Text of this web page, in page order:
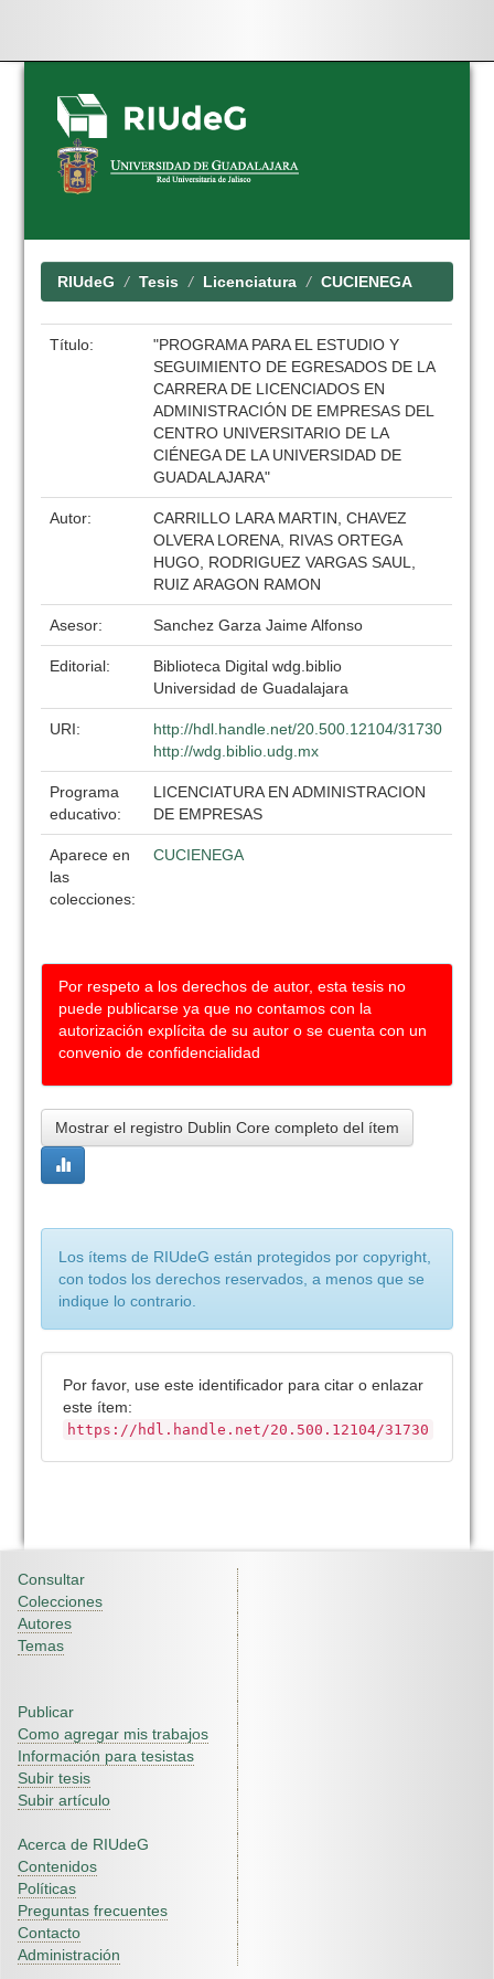
Skip
navigation
RIUdeG Tesis Licenciatura CUCIENEGA
Título:
"PROGRAMA PARA EL ESTUDIO Y
SEGUIMIENTO DE EGRESADOS DE LA
CARRERA DE LICENCIADOS EN
ADMINISTRACIÓN DE EMPRESAS DEL
CENTRO UNIVERSITARIO DE LA
CIÉNEGA DE LA UNIVERSIDAD DE
GUADALAJARA"
Autor:
CARRILLO LARA MARTIN, CHAVEZ
OLVERA LORENA, RIVAS ORTEGA
HUGO, RODRIGUEZ VARGAS SAUL,
RUIZ ARAGON RAMON
Asesor: Sanchez Garza Jaime Alfonso
Editorial:
Biblioteca Digital wdg.biblio
Universidad de Guadalajara
URI:
http://hdl.handle.net/20.500.12104/31730
http://wdg.biblio.udg.mx
Programa
educativo:
LICENCIATURA EN ADMINISTRACION
DE EMPRESAS
Aparece en
las
colecciones:
CUCIENEGA
Por respeto a los derechos de autor, esta tesis no
puede publicarse ya que no contamos con la
autorización explícita de su autor o se cuenta con un
convenio de confidencialidad
Mostrar el registro Dublin Core completo del ítem
Los ítems de RIUdeG están protegidos por copyright,
con todos los derechos reservados, a menos que se
indique lo contrario.
Por favor, use este identificador para citar o enlazar
este ítem:
https://hdl.handle.net/20.500.12104/31730
Consultar
Colecciones
Autores
Temas
Publicar
Como agregar mis trabajos
Información para tesistas
Subir tesis
Subir artículo
Acerca de RIUdeG
Contenidos
Políticas
Preguntas frecuentes
Contacto
Administración